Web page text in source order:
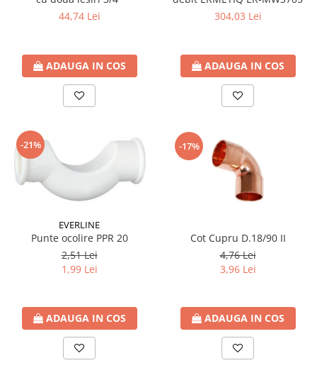
44,74 Lei
ADAUGA IN COS
304,03 Lei
ADAUGA IN COS
-21%
EVERLINE
Punte ocolire PPR 20
2,51 Lei
1,99 Lei
ADAUGA IN COS
-17%
Cot Cupru D.18/90 II
4,76 Lei
3,96 Lei
ADAUGA IN COS